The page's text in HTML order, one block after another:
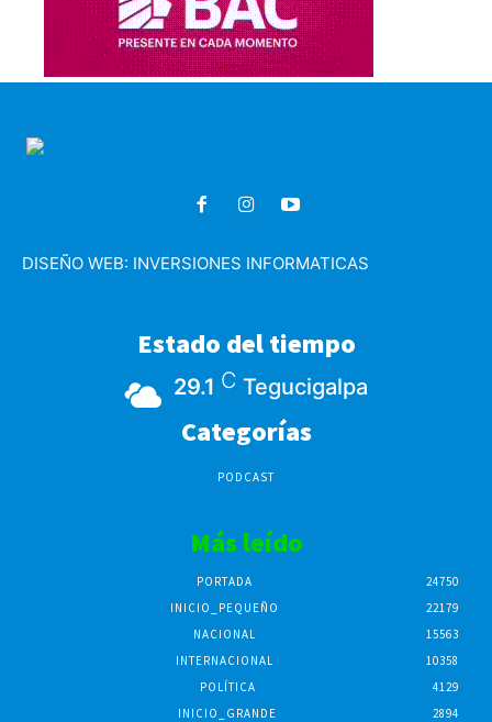
DISEÑO WEB: INVERSIONES INFORMATICAS
Estado del tiempo
29.1 C Tegucigalpa
Categorías
PODCAST
Más leído
PORTADA
24750
INICIO_PEQUEÑO
22179
NACIONAL
15563
INTERNACIONAL
10358
POLÍTICA
4129
INICIO_GRANDE
2894